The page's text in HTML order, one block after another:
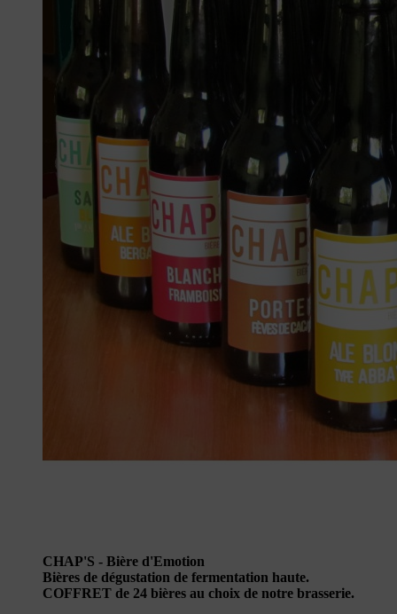
CHAP'S - Bière d'Emotion
Bières de dégustation de fermentation haute.
COFFRET de 24 bières au choix de notre brasserie.